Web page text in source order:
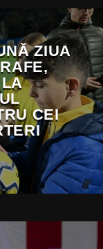
ZIUA
CEI